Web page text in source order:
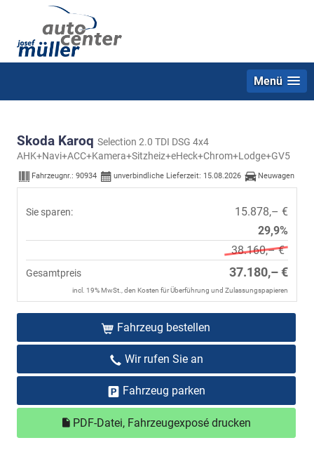
Menü
Skoda Karoq Selection 2.0 TDI DSG 4x4
AHK+Navi+ACC+Kamera+Sitzheiz+eHeck+Chrom+Lodge+GV5
Fahrzeugnr.: 90934 unverbindliche Lieferzeit: 15.08.2026 Neuwagen
Sie sparen:
15.878,– €
29,9%
38.160,– €
Gesamtpreis 37.180,– €
incl. 19% MwSt., den Kosten für Überführung und Zulassungspapieren
Fahrzeug bestellen
Wir rufen Sie an
Fahrzeug parken
PDF-Datei, Fahrzeugexposé drucken